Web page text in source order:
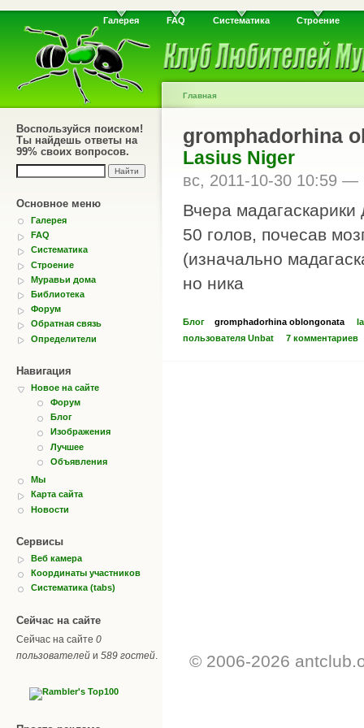
Галерея FAQ Систематика Строение
Воспользуйся поиском!
Ты найдешь ответы на
99% своих вопросов.
Основное меню
Галерея
FAQ
Систематика
Строение
Муравьи дома
Библиотека
Форум
Обратная связь
Определители
Навигация
Новое на сайте
Форум
Блог
Изображения
Лучшее
Объявления
Мы
Карта сайта
Новости
Сервисы
Веб камера
Координаты участников
Систематика (tabs)
Сейчас на сайте
Сейчас на сайте 0
пользователей и 589 гостей
Главная
gromphadorhina
Lasius Niger
вс, 2011-10-30 10:59 —
Вчера
50 голов, почесав
(изначально
но ника
gromphadorhina oblongonata
Блог
пользователя Unbat
7 комментариев
© 2006-2026